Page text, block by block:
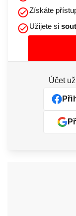
Získáte
Užijete si
Účet